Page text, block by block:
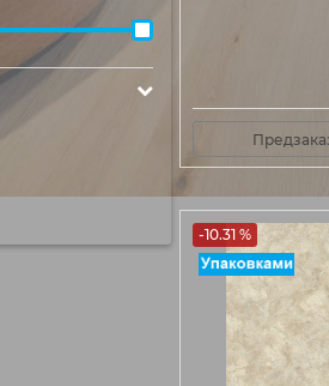
-10.31 %